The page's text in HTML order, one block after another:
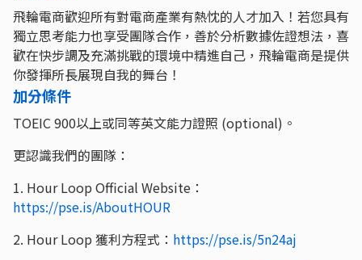
飛輪電商歡迎所有對電商產業有熱忱的人才加入！若您具有
獨立思考能力也享受團隊合作，善於分析數據佐證想法，喜
歡在快步調及充滿挑戰的環境中精進自己，飛輪電商是提供
你發揮所長展現自我的舞台！
加分條件
TOEIC 900以上或同等英文能力證照 (optional)。
更認識我們的團隊：
1. Hour Loop Official Website：
https://pse.is/AboutHOUR
2. Hour Loop 獲利方程式： https://pse.is/5n24aj